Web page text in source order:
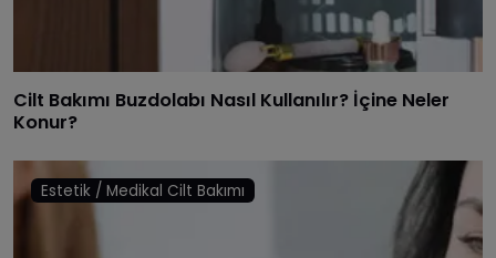
Cilt Bakımı Buzdolabı Nasıl Kullanılır? İçine Neler
Konur?
Estetik / Medikal Cilt Bakımı